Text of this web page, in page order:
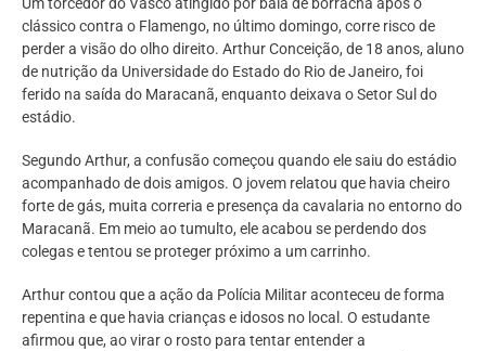
clássico contra o Flamengo, no último domingo, corre risco de
perder a visão do olho direito. Arthur Conceição, de 18 anos, aluno
de nutrição da Universidade do Estado do Rio de Janeiro, foi
ferido na saída do Maracanã, enquanto deixava o Setor Sul do
estádio.
Segundo Arthur, a confusão começou quando ele saiu do estádio
acompanhado de dois amigos. O jovem relatou que havia cheiro
forte de gás, muita correria e presença da cavalaria no entorno do
Maracanã. Em meio ao tumulto, ele acabou se perdendo dos
colegas e tentou se proteger próximo a um carrinho.
Arthur contou que a ação da Polícia Militar aconteceu de forma
repentina e que havia crianças e idosos no local. O estudante
afirmou que, ao virar o rosto para tentar entender a